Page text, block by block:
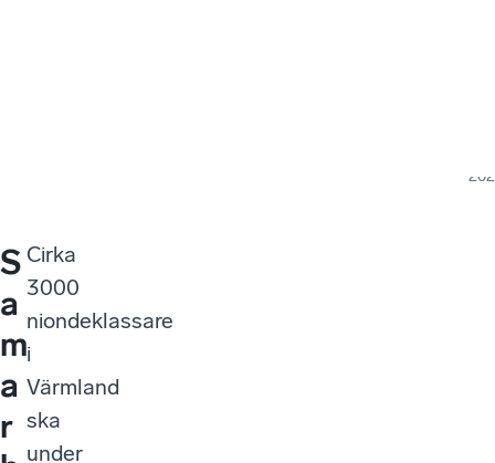
S
a
m
a
r
Cirka
3000
niondeklassare
i
Värmland
ska
under